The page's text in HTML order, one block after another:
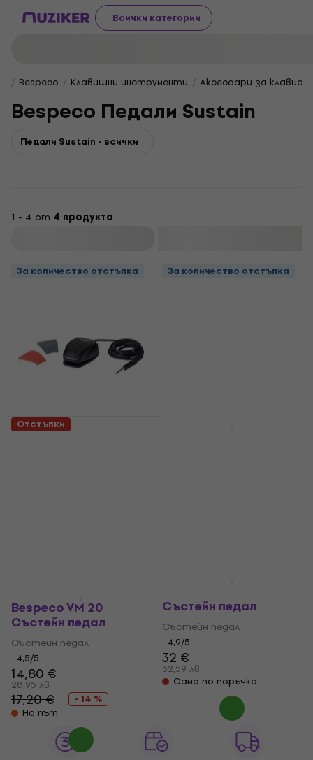
Всички категории
Bespeco Клавишни инструменти Аксесоари за
Bespeco Педали Sustain
Педали Sustain - всички
1 - 4 от 4 продукта
За количество отстъпка За количество отстъпка
Отстъпки
Bespeco VM 20
Състейн педал
Състейн педал
4,5/5
14,80 €
28,95 лв
17,20 €
- 14 %
На път
Състейн педал
Състейн педал
4,9/5
32 €
62,59 лв
Само по поръчка